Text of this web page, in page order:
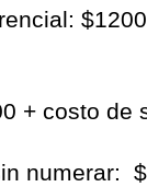
+ costo de
numerar: